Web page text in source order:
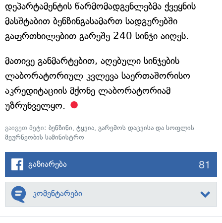
დეპარტამენტის წარმომადგენლებმა ქვეყნის
მასშტაბით ბენზინგასამართ სადგურებში
გაფრთხილებით გარეშე 240 სინჯი აიღეს.
მათივე განმარტებით, აღებული სინჯების
ლაბორატორიულ კვლევა საერთაშორისო
აკრედიტაციის მქონე ლაბორატორიამ
უზრუნველყო.
გაიგეთ მეტი: ბენზინი, ტყვია, გარემოს დაცვისა და სოფლის
მეურნეობის სამინისტრო
გაზიარება 81
კომენტარები